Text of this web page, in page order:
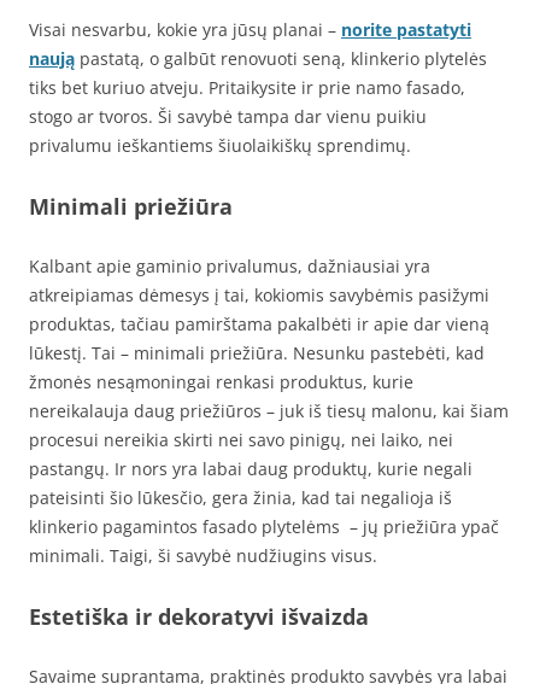
Visai nesvarbu, kokie yra jūsų planai – norite pastatyti
naują pastatą, o galbūt renovuoti seną, klinkerio plytelės
tiks bet kuriuo atveju. Pritaikysite ir prie namo fasado,
stogo ar tvoros. Ši savybė tampa dar vienu puikiu
privalumu ieškantiems šiuolaikiškų sprendimų.
Minimali priežiūra
Kalbant apie gaminio privalumus, dažniausiai yra
atkreipiamas dėmesys į tai, kokiomis savybėmis pasižymi
produktas, tačiau pamirštama pakalbėti ir apie dar vieną
lūkestį. Tai – minimali priežiūra. Nesunku pastebėti, kad
žmonės nesąmoningai renkasi produktus, kurie
nereikalauja daug priežiūros – juk iš tiesų malonu, kai šiam
procesui nereikia skirti nei savo pinigų, nei laiko, nei
pastangų. Ir nors yra labai daug produktų, kurie negali
pateisinti šio lūkesčio, gera žinia, kad tai negalioja iš
klinkerio pagamintos fasado plytelėms – jų priežiūra ypač
minimali. Taigi, ši savybė nudžiugins visus.
Estetiška ir dekoratyvi išvaizda
Savaime suprantama, praktinės produkto savybės yra labai